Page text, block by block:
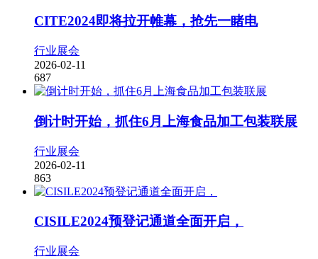
CITE2024即将拉开帷幕，抢先一睹电
行业展会
2026-02-11
687
倒计时开始，抓住6月上海食品加工包装联展
行业展会
2026-02-11
863
CISILE2024预登记通道全面开启，
行业展会